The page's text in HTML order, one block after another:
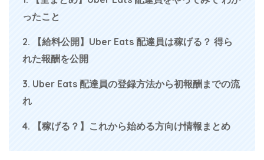
ったこと
2. 【給料公開】Uber Eats 配達員は稼げる？ 得ら
れた報酬を公開
3. Uber Eats 配達員の登録方法から初報酬までの流
れ
4. 【稼げる？】これから始める方向け情報まとめ